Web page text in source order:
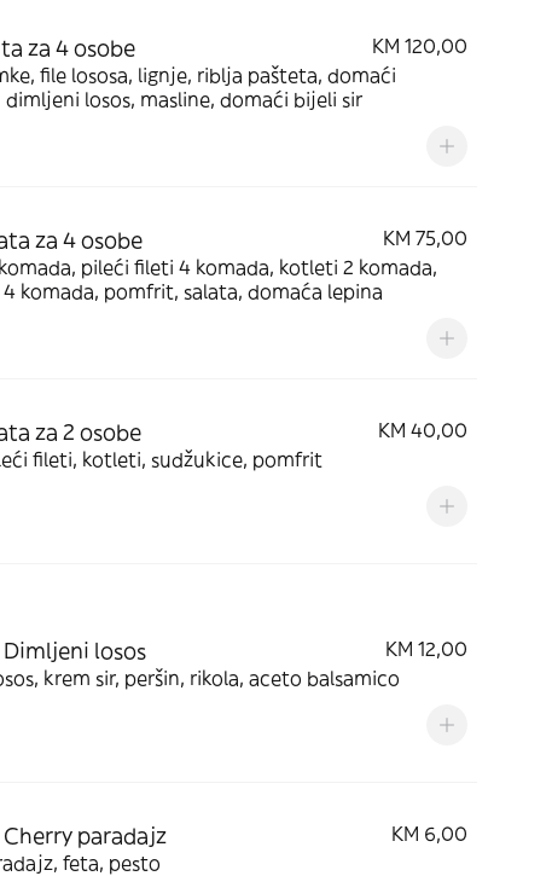
za 4 osobe
KM 120,00
file lososa, lignje, riblja pašteta, domaći
dimljeni losos, masline, domaći bijeli sir
za 4 osobe
KM 75,00
pileći fileti 4 komada, kotleti 2 komada,
komada, pomfrit, salata, domaća lepina
za 2 osobe
KM 40,00
fileti, kotleti, sudžukice, pomfrit
losos
KM 12,00
krem sir, peršin, rikola, aceto balsamico
paradajz
KM 6,00
feta, pesto